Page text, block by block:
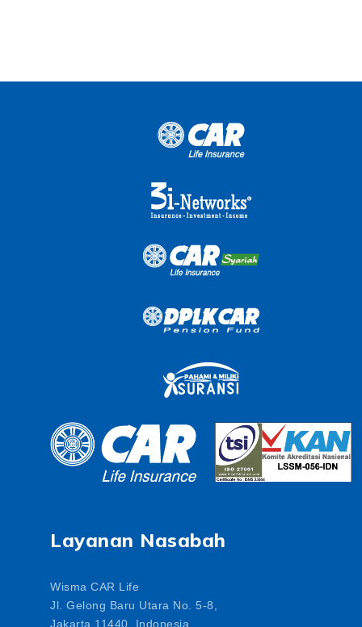
Layanan Nasabah
Wisma CAR Life
Jl. Gelong Baru Utara No. 5-8,
Jakarta 11440, Indonesia